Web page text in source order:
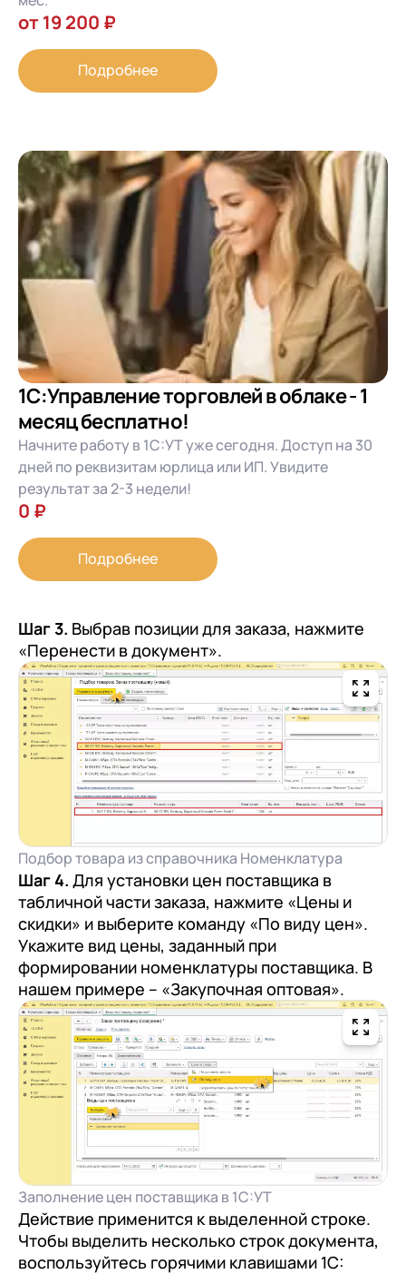
от 19 200 ₽
Подробнее
1С:Управление торговлей в облаке - 1
месяц бесплатно!
Начните работу в 1С:УТ уже сегодня. Доступ на 30
дней по реквизитам юрлица или ИП. Увидите
результат за 2-3 недели!
0 ₽
Подробнее
Шаг 3. Выбрав позиции для заказа, нажмите
«Перенести в документ».
Подбор товара из справочника Номенклатура
Шаг 4. Для установки цен поставщика в
табличной части заказа, нажмите «Цены и
скидки» и выберите команду «По виду цен».
Укажите вид цены, заданный при
формировании номенклатуры поставщика. В
нашем примере – «Закупочная оптовая».
Заполнение цен поставщика в 1С:УТ
Действие применится к выделенной строке.
Чтобы выделить несколько строк документа,
воспользуйтесь горячими клавишами 1С: